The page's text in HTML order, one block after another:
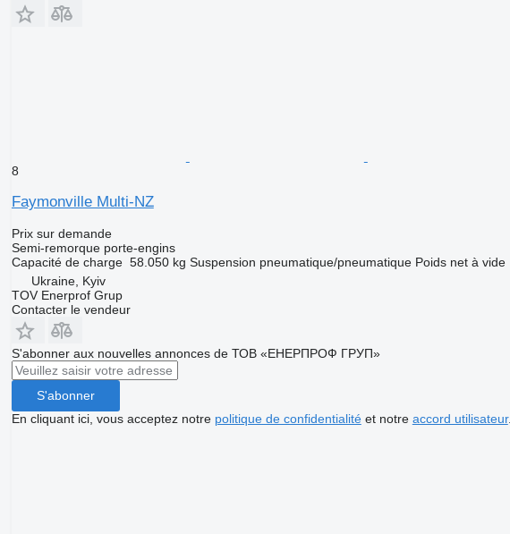
8
Faymonville Multi-NZ
Prix sur demande
Semi-remorque porte-engins
Capacité de charge 58.050 kg Suspension pneumatique/pneumatique Poids net à vide
Ukraine, Kyiv
TOV Enerprof Grup
Contacter le vendeur
S'abonner aux nouvelles annonces de ТОВ «ЕНЕРПРОФ ГРУП»
S'abonner
En cliquant ici, vous acceptez notre politique de confidentialitéet notre accord utilisateur.